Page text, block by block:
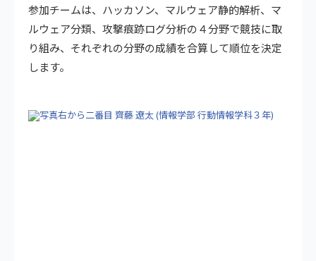
参加チームは、ハッカソン、マルウェア静的解析、マ
ルウェア分類、攻撃痕跡ログ分析の４分野で競技に取
り組み、それぞれの分野の成績を合算して順位を決定
します。